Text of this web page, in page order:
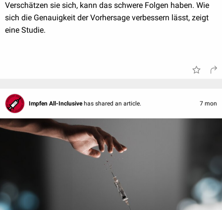
Verschätzen sie sich, kann das schwere Folgen haben. Wie
sich die Genauigkeit der Vorhersage verbessern lässt, zeigt
eine Studie.
Impfen All-Inclusive has shared an article. 7 mon